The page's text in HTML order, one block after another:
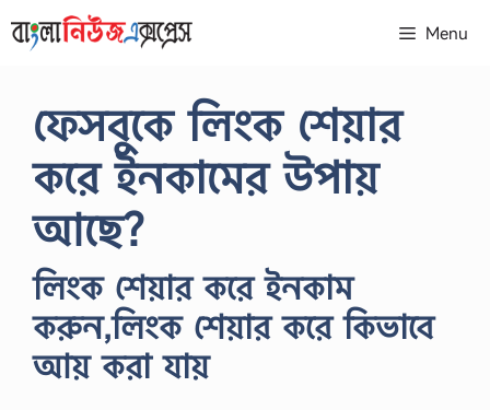
to
Menu
ফেসবুকে লিংক শেয়ার
করে ইনকামের উপায়
আছে?
লিংক শেয়ার করে ইনকাম
করুন,লিংক শেয়ার করে কিভাবে
আয় করা যায়